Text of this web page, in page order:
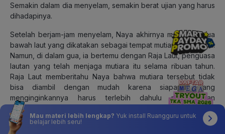
Semakin dalam dia menyelam, semakin berat ujian yang harus
dihadapinya.
Setelah berjam-jam menyelam, Naya akhirnya mencapai gua
bawah laut yang dikatakan sebagai tempat mutiara itu berada.
Namun, di dalam gua, ia bertemu dengan Raja Laut, penguasa
lautan yang telah menjaga mutiara itu selama ribuan tahun.
Raja Laut memberitahu Naya bahwa mutiara tersebut tidak
bisa diambil dengan mudah karena siapapun yang
menginginkannya harus terlebih dahulu membuktikan
ketulusan hatinya.
Naya dihadapkan pada tiga ujian: keberanian, kejujuran, dan
Mau materi lebih lengkap? Yuk install Ruangguru untuk
belajar lebih seru!